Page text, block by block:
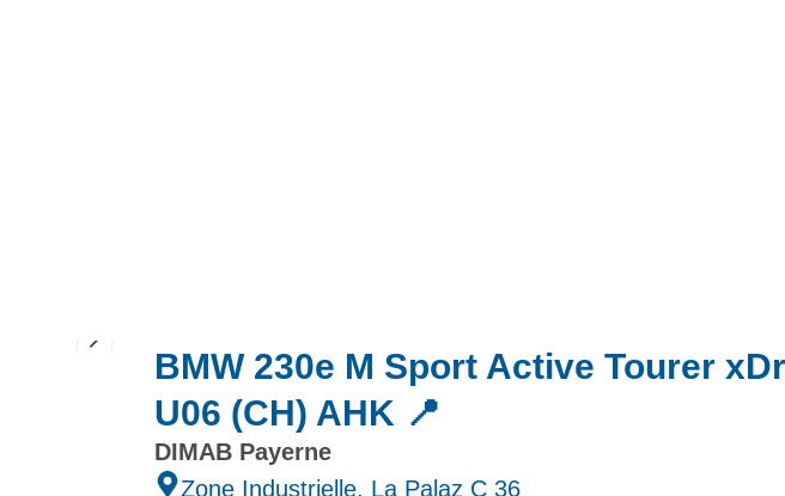
BMW 230e M Sport Active Tourer
U06 (CH) AHK 📍
DIMAB Payerne
Zone Industrielle, La Palaz C 36